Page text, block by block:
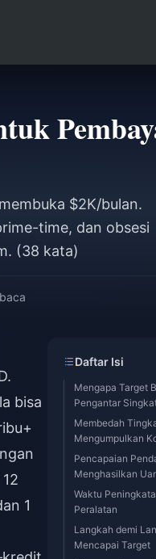
$2K/bulan.
time, dan obsesi
(38 kata)
bisa
1
Daftar Isi
Mengapa Target
Pengantar
Membedah
Mengumpulkan
Pencapaian
Menghasilkan
Waktu
Peralatan
Langkah demi
Mencapai Target